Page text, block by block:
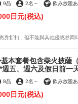
9品 2名 ～ 飲み放題あ
日元(税込)
券折扣，但不能與其他優惠券同
本套餐包含柴火披薩
週五、週六及假日前一
8品 2名 ～ 飲み放題あ
日元(税込)